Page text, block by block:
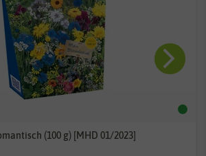
(100 g) [MHD 01/2023]